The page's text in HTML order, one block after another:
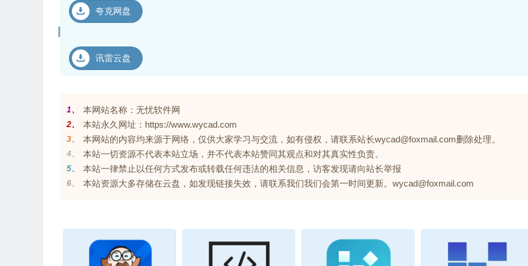
夸克网盘
讯雷云盘
1、 本网站名称：无忧软件网
2、 本站永久网址：https://www.wycad.com
3、 本网站的内容均来源于网络，仅供大家学习与交流，如有侵权，请联系站长wycad@foxmail.com删除处理。
4、 本站一切资源不代表本站立场，并不代表本站赞同其观点和对其真实性负责。
5、 本站一律禁止以任何方式发布或转载任何违法的相关信息，访客发现请向站长举报
6、 本站资源大多存储在云盘，如发现链接失效，请联系我们我们会第一时间更新。wycad@foxmail.com